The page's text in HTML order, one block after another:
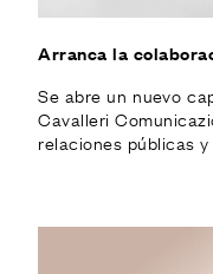
Arranca la
Se abre un nuevo
Cavalleri
relaciones públicas y